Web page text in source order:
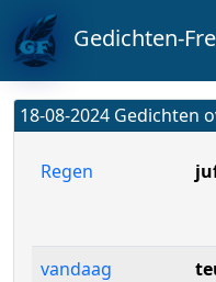
Gedichten-
18-08-2024 Gedichten
Regen
vandaag